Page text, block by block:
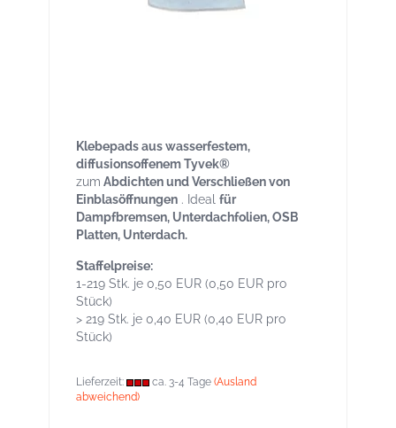
Klebepads aus wasserfestem,
diffusionsoffenem Tyvek®
zum Abdichten und Verschließen von
Einblasöffnungen . Ideal für
Dampfbremsen, Unterdachfolien, OSB
Platten, Unterdach.
Staffelpreise:
1-219 Stk. je 0,50 EUR (0,50 EUR pro
Stück)
> 219 Stk. je 0,40 EUR (0,40 EUR pro
Stück)
Lieferzeit: ca. 3-4 Tage (Ausland
abweichend)